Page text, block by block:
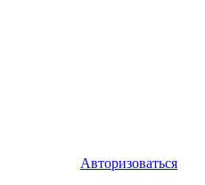
Авторизоваться